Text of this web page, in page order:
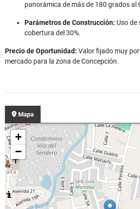
panorámica de más de 180 grados al
Parámetros de Construcción: Uso de
cobertura del 30%.
Precio de Oportunidad: Valor fijado muy
mercado para la zona de Concepción.
Mapa
+
−